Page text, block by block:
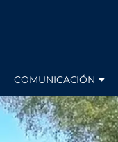
COMUNICACIÓN